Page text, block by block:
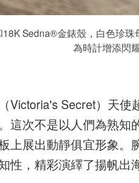
Sedna®金錶殼，白色珍
為時計增添閃耀
Victoria's Secret）天
這次不是以人們為熟
上展出動靜俱宜形象。
性，精彩演繹了揚帆出